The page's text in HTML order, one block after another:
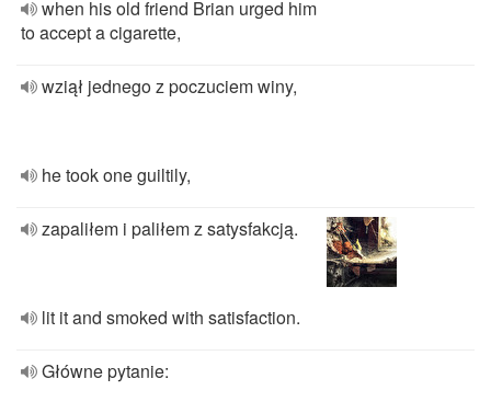
when his old friend Brian urged him
to accept a cigarette,
wziął jednego z poczuciem winy,
he took one guiltily,
zapaliłem i paliłem z satysfakcją.
lit it and smoked with satisfaction.
Główne pytanie: